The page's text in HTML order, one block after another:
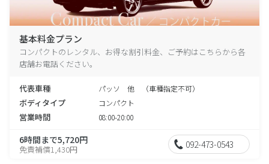
基本料金プラン
コンパクトのレンタル、お得な割引料金、ご予約はこちらから各
店舗お電話ください。
代表車種 パッソ 他 （車種指定不可）
ボディタイプ コンパクト
営業時間 08:00-20:00
6時間まで5,720円
免責補償1,430円 092-473-0543